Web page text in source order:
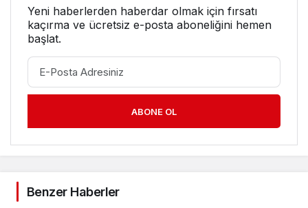
Yeni haberlerden haberdar olmak için fırsatı
kaçırma ve ücretsiz e-posta aboneliğini hemen
başlat.
ABONE OL
Benzer Haberler